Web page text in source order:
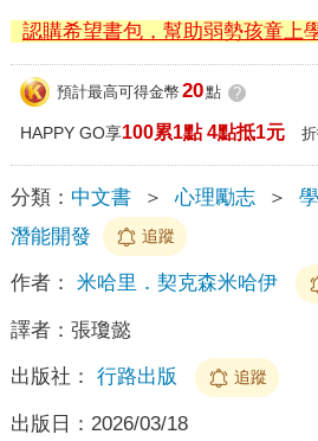
認購希望書包，幫助弱勢孩童上
預計最高可得金幣 20點 ?
HAPPY GO享100累1點 4點抵1元
分類： 中文書 ＞ 心理勵志 ＞
潛能開發
追蹤
作者： 米哈里．契克森米哈伊
譯者： 張瓊懿
出版社： 行路出版 追蹤
出版日： 2026/03/18